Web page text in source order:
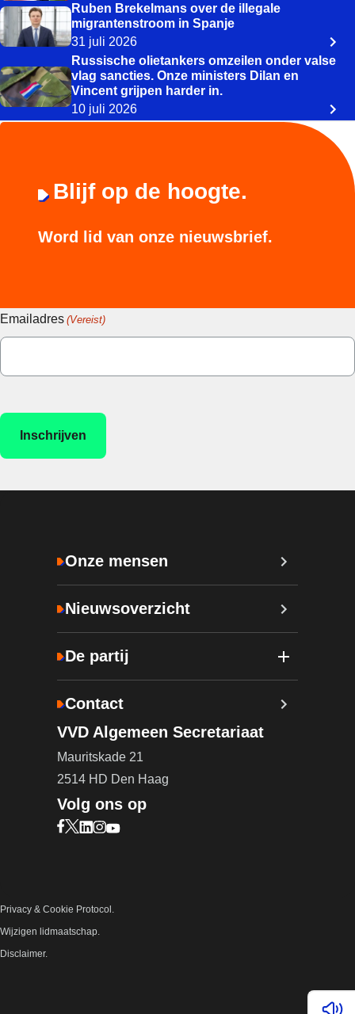
Ruben Brekelmans over de illegale
migrantenstroom in Spanje
31 juli 2026
Russische olietankers omzeilen onder valse
vlag sancties. Onze ministers Dilan en
Vincent grijpen harder in.
10 juli 2026
Lees
Blijf op de hoogte.
Word lid van onze nieuwsbrief.
Emailadres (Vereist)
Onze mensen
Nieuwsoverzicht
De partij
Contact
VVD Algemeen Secretariaat
Mauritskade 21
2514 HD Den Haag
Volg ons op
Bezoek onze Facebook pagina (opent in nieuw
Bezoek onze X pagina (opent in nieuw tabblad)
Bezoek onze LinkedIn pagina (opent in nieuw
Bezoek onze Instagram pagina (opent in
Bezoek onze YouTube pagina (opent in
Privacy & Cookie Protocol.
Wijzigen lidmaatschap.
Disclaimer.